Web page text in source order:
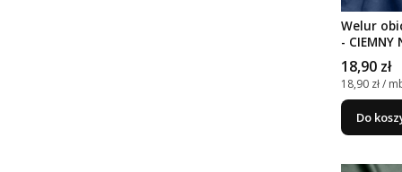
Welur
- CIEMNY
Cena
18,90 zł
Cena
18,90 zł /
Do